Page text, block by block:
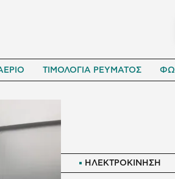
ΤΙΜΟΛΟΓΙΑ ΡΕΥΜΑΤΟΣ
ΗΛΕΚΤΡΟΚΙΝΗΣΗ